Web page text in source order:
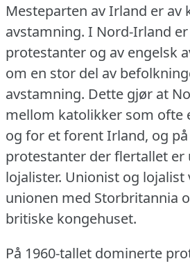
Mesteparten av Irland er av
avstamning. I Nord-Irland
protestanter og av engelsk
om en stor del av
avstamning. Dette gjør at
mellom katolikker som ofte
og for et forent Irland, og
protestanter der flertallet er
lojalister. Unionist og lojalist
unionen med Storbritannia
britiske kongehuset.
På 1960-tallet dominerte